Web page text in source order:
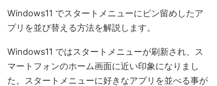
Windows11 でスタートメニューにピン留めしたア
プリを並び替える方法を解説します。
Windows11 ではスタートメニューが刷新され、ス
マートフォンのホーム画面に近い印象になりまし
た。スタートメニューに好きなアプリを並べる事が